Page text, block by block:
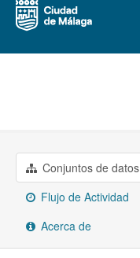
Organizaciones
Grupos
Acerca de
Conjuntos de datos
Flujo de Actividad
Acerca de